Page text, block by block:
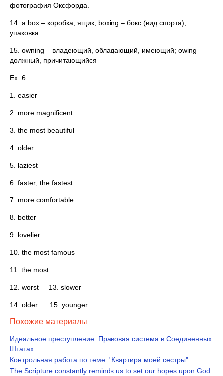
фотография Оксфорда.
14. a box – коробка, ящик; boxing – бокс (вид спорта),
упаковка
15. owning – владеющий, обладающий, имеющий; owing –
должный, причитающийся
Ex. 6
1. easier
2. more magnificent
3. the most beautiful
4. older
5. laziest
6. faster; the fastest
7. more comfortable
8. better
9. lovelier
10. the most famous
11. the most
12. worst 13. slower
14. older 15. younger
Похожие материалы
Идеальное преступление. Правовая система в Соединенных
Штатах
Контрольная работа по теме: "Квартира моей сестры"
The Scripture constantly reminds us to set our hopes upon God